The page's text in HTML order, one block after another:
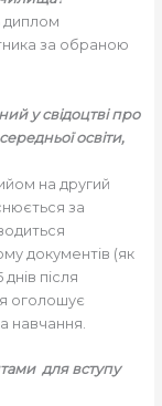
диплом
за обраною
у свідоцтві про
освіти,
на другий
за
документів (як
після
оголошує
навчання.
для вступу